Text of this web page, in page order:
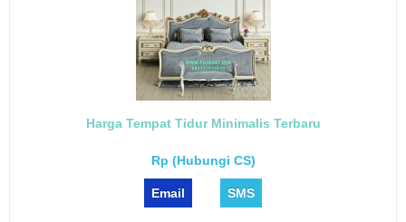
Harga Tempat Tidur Minimalis Terbaru
Rp (Hubungi CS)
Email SMS